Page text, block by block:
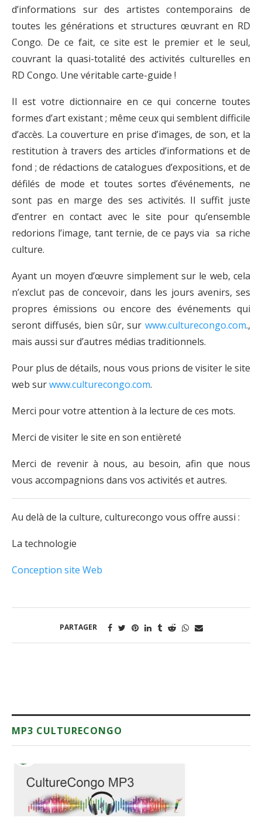
d’informations sur des artistes contemporains de
toutes les générations et structures œuvrant en RD
Congo. De ce fait, ce site est le premier et le seul,
couvrant la quasi-totalité des activités culturelles en
RD Congo. Une véritable carte-guide !
Il est votre dictionnaire en ce qui concerne toutes
formes d’art existant ; même ceux qui semblent difficile
d’accès. La couverture en prise d’images, de son, et la
restitution à travers des articles d’informations et de
fond ; de rédactions de catalogues d’expositions, et de
défilés de mode et toutes sortes d’événements, ne
sont pas en marge des ses activités. Il suffit juste
d’entrer en contact avec le site pour qu’ensemble
redorions l’image, tant ternie, de ce pays via sa riche
culture.
Ayant un moyen d’œuvre simplement sur le web, cela
n’exclut pas de concevoir, dans les jours avenirs, ses
propres émissions ou encore des événements qui
seront diffusés, bien sûr, sur www.culturecongo.com.,
mais aussi sur d’autres médias traditionnels.
Pour plus de détails, nous vous prions de visiter le site
web surwww.culturecongo.com.
Merci pour votre attention à la lecture de ces mots.
Merci de visiter le site en son entièreté
Merci de revenir à nous, au besoin, afin que nous
vous accompagnions dans vos activités et autres.
Au delà de la culture, culturecongo vous offre aussi :
La technologie
Conception site Web
PARTAGER
MP3 CULTURECONGO